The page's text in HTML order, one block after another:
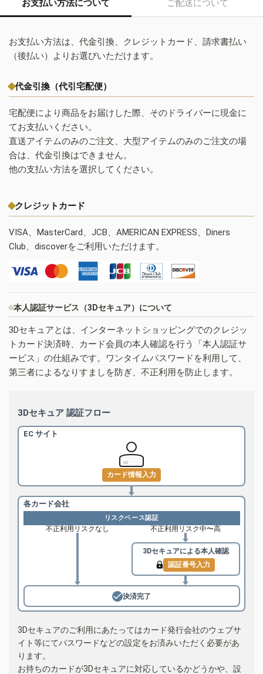
お支払い方法について ご配送について
お支払い方法は、代金引換、クレジットカード、請求書払い
（後払い）よりお選びいただけます。
代金引換（代引宅配便）
宅配便により商品をお届けした際、そのドライバーに現金に
てお支払いください。
直送アイテムのみのご注文、大型アイテムのみのご注文の場
合は、代金引換はできません。
他の支払い方法を選択してください。
クレジットカード
VISA、MasterCard、JCB、AMERICAN EXPRESS、Diners
Club、discoverをご利用いただけます。
本人認証サービス（3Dセキュア）について
3Dセキュアとは、インターネットショッピングでのクレジッ
トカード決済時、カード会員の本人確認を行う「本人認証サ
ービス」の仕組みです。ワンタイムパスワードを利用して、
第三者によるなりすましを防ぎ、不正利用を防止します。
3Dセキュア 認証フロー
EC サイト
カード情報入力
各カード会社
リスクベース認証
不正利用リスクなし 不正利用リスク中〜高
3Dセキュアによる本人確認
認証番号入力
決済完了
3Dセキュアのご利用にあたってはカード発行会社のウェブサ
イト等にてパスワードなどの設定をお済みいただく必要があ
ります。
お持ちのカードが3Dセキュアに対応しているかどうかや、設